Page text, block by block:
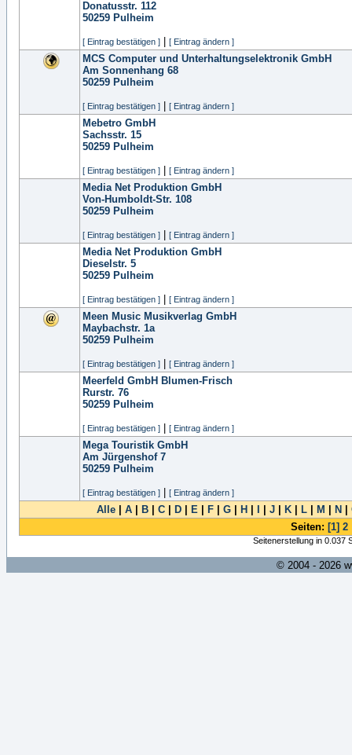
Donatusstr. 112
50259 Pulheim
[ Eintrag bestätigen ] [ Eintrag ändern ]
MCS Computer und Unterhaltungselektronik GmbH
Am Sonnenhang 68
50259 Pulheim
[ Eintrag bestätigen ] [ Eintrag ändern ]
Mebetro GmbH
Sachsstr. 15
50259 Pulheim
[ Eintrag bestätigen ] [ Eintrag ändern ]
Media Net Produktion GmbH
Von-Humboldt-Str. 108
50259 Pulheim
[ Eintrag bestätigen ] [ Eintrag ändern ]
Media Net Produktion GmbH
Dieselstr. 5
50259 Pulheim
[ Eintrag bestätigen ] [ Eintrag ändern ]
Meen Music Musikverlag GmbH
Maybachstr. 1a
50259 Pulheim
[ Eintrag bestätigen ] [ Eintrag ändern ]
Meerfeld GmbH Blumen-Frisch
Rurstr. 76
50259 Pulheim
[ Eintrag bestätigen ] [ Eintrag ändern ]
Mega Touristik GmbH
Am Jürgenshof 7
50259 Pulheim
[ Eintrag bestätigen ] [ Eintrag ändern ]
Alle A B C D E F G H J K L M N
Seiten: [1] 2
Seitenerstellung in 0.037
© 2004 - 2026